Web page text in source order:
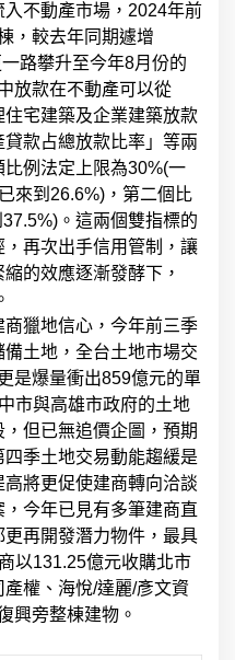
不動產市場，2024年前
，較去年同期遽增
路攀升至今年8月份的
放款在不動產可以從
住宅建築及企業建築放款
款占總放款比率」等兩
例法定上限為30%(一
來到26.6%)，第二個比
。這兩個雙指標的
再次出手信用管制，讓
的效應逐漸發酵下，
獵地信心，今年前三季
土地，全台土地市場交
是爆量衝出859億元的單
市與高雄市政府的土地
但已無追價企圖，預期
季土地交易動能趨緩是
將更促使建商轉向洽談
今年已見有多筆建商直
再開發潛力物件，最具
以131.25億元收購北市
權、海悅/達麗/彥文資
興旁整棟建物。